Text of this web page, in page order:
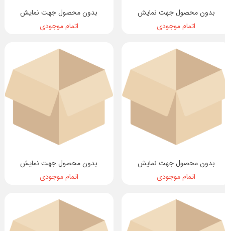
بدون محصول جهت نمایش
اتمام موجودی
بدون محصول جهت نمایش
اتمام موجودی
بدون محصول جهت نمایش
اتمام موجودی
بدون محصول جهت نمایش
اتمام موجودی